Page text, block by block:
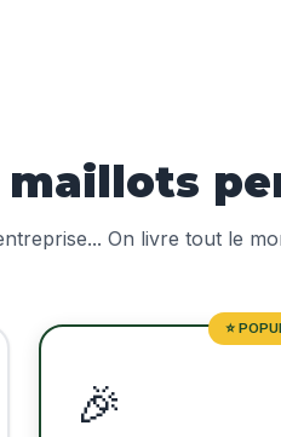
On livre tout le
⭐
🎉